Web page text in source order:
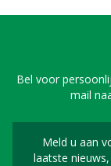
Bel voor
mail
Meld u aan
laatste